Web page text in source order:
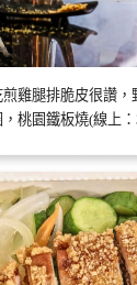
雞腿排脆皮很讚
桃園鐵板燒(線上